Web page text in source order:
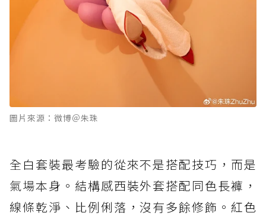
圖片來源：微博＠朱珠
全白套裝最考驗的從來不是搭配技巧，而是
氣場本身。結構感西裝外套搭配同色長褲，
線條乾淨、比例俐落，沒有多餘修飾。紅色